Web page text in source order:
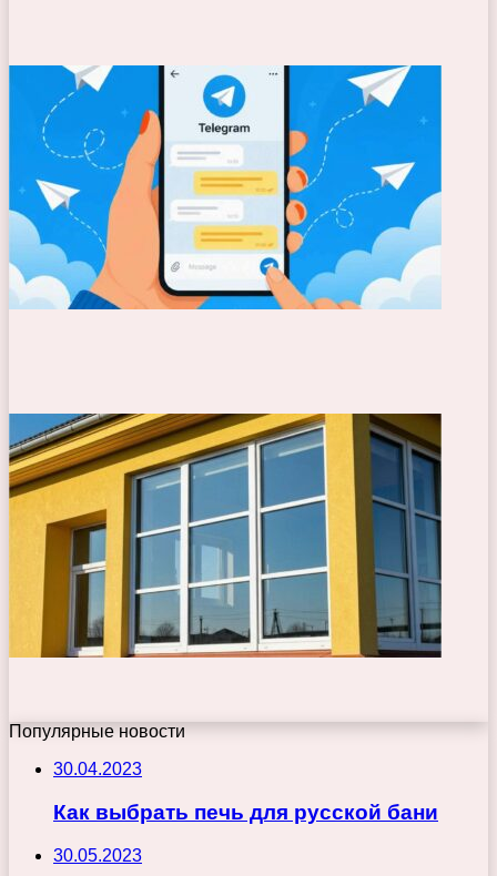
Популярные новости
30.04.2023
Как выбрать печь для русской бани
30.05.2023